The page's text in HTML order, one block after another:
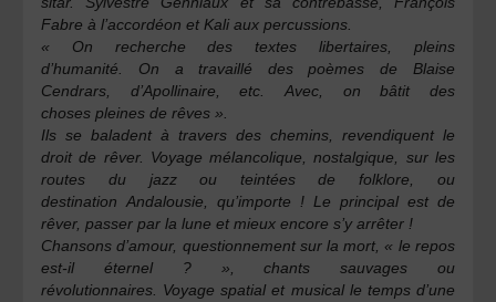
Fabre à l’accordéon etKali aux percussions.
« On recherche des textes libertaires, pleins
d’humanité. On a travaillé des poèmes de Blaise
Cendrars, d’Apollinaire, etc. Avec, on bâtit des
choses pleines de rêves ».
Ils se baladent à travers des chemins, revendiquent le
droit de rêver. Voyage mélancolique,nostalgique, sur les
routes du jazz ou teintées defolklore, ou
destinationAndalousie, qu’importe ! Le principal est de
rêver,passer par la lune etmieux encore s’y arrêter !
Chansons d’amour, questionnement sur lamort, « le repos
est-il éternel ? », chants sauvages ou
révolutionnaires. Voyage spatial et musical le temps d’une